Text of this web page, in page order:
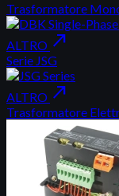
Trasformatore
ALTRO north_east
Serie JSG
ALTRO north_east
Trasformatore